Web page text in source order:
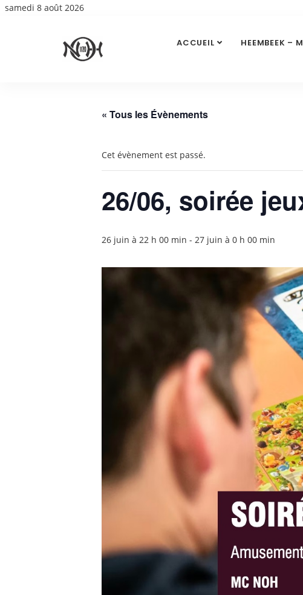
samedi 8 août 2026
ACCUEIL HEEMBEEK –
« Tous les Évènements
Cet évènement est passé.
26/06, soirée
26 juin à 22 h 00 min - 27 juin à 0 h 00 min